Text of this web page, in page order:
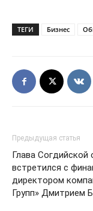
ТЕГИ Бизнес
Предыдущая статья
Глава Согдийской
встретился с
директором
Групп» Дмитрием